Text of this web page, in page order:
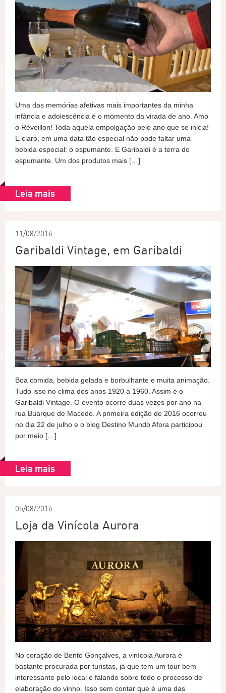
Uma das memórias afetivas mais importantes da minha
infância e adolescência é o momento da virada de ano. Amo
o Réveillon! Toda aquela empolgação pelo ano que se inicia!
E claro, em uma data tão especial não pode faltar uma
bebida especial: o espumante. E Garibaldi é a terra do
espumante. Um dos produtos mais […]
Leia mais
11/08/2016
Garibaldi Vintage, em Garibaldi
Boa comida, bebida gelada e borbulhante e muita animação.
Tudo isso no clima dos anos 1920 a 1960. Assim é o
Garibaldi Vintage. O evento ocorre duas vezes por ano na
rua Buarque de Macedo. A primeira edição de 2016 ocorreu
no dia 22 de julho e o blog Destino Mundo Afora participou
por meio […]
Leia mais
05/08/2016
Loja da Vinícola Aurora
No coração de Bento Gonçalves, a vinícola Aurora é
bastante procurada por turistas, já que tem um tour bem
interessante pelo local e falando sobre todo o processo de
elaboração do vinho. Isso sem contar que é uma das